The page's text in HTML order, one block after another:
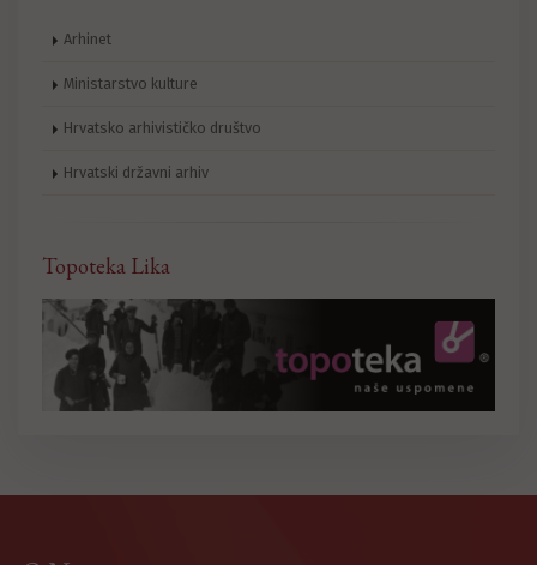
Arhinet
Ministarstvo kulture
Hrvatsko arhivističko društvo
Hrvatski državni arhiv
Topoteka Lika